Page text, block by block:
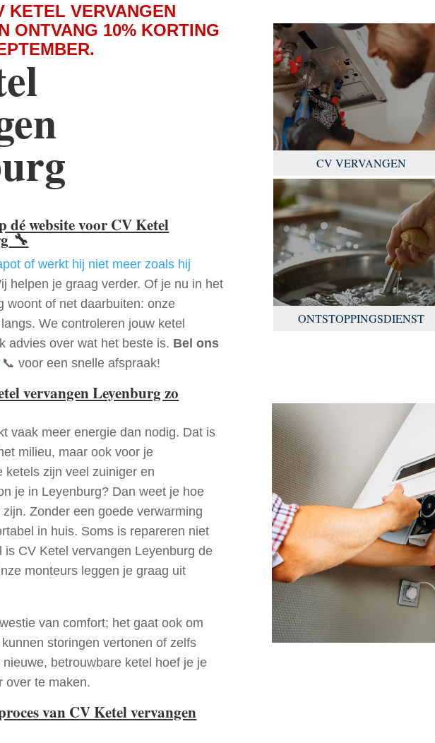
KETEL VERVANGEN
ONTVANG 10% KORTING
dé website voor CV Ketel
🔧
of werkt hij niet meer zoals hij
helpen je graag verder. Of je nu in het
woont of net daarbuiten: onze
We controleren jouw ketel
advies over wat het beste is. Bel ons
📞 voor een snelle afspraak!
vervangen Leyenburg zo
vaak meer energie dan nodig. Dat is
milieu, maar ook voor je
ketels zijn veel zuiniger en
je in Leyenburg? Dan weet je hoe
zijn. Zonder een goede verwarming
in huis. Soms is repareren niet
is CV Ketel vervangen Leyenburg de
monteurs leggen je graag uit
van comfort; het gaat ook om
storingen vertonen of zelfs
betrouwbare ketel hoef je je
over te maken.
van CV Ketel vervangen
CV VERVANGEN
ONTSTOPPINGSDIENST